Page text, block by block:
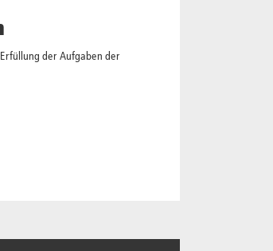
der Aufgaben der